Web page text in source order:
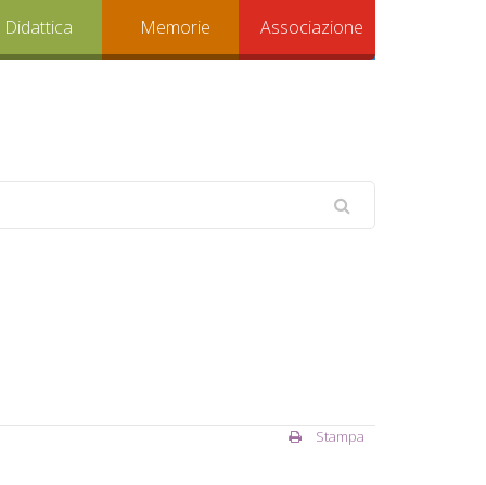
Didattica Memorie Associazione
Stampa